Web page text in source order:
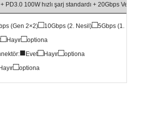
PD3.0 100W hızlı şarj standardı + 20Gbps Veri
(Gen 2×2)□10Gbps (2. Nesil)□5Gbps (1. Nesil)
□Hayır□optiona
■Evet□Hayır□optiona
□optiona